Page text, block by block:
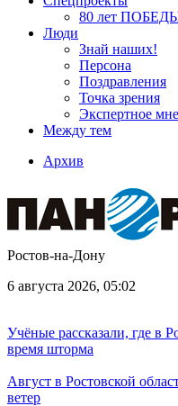
80 лет
Люди
Знай наших!
Персона
Поздравления
Точка зрения
Экспертное
Между тем
Архив
Ростов-на-Дону
6 августа 2026, 05:02
Учёные рассказали, где в
время шторма
Август в Ростовской
ветер